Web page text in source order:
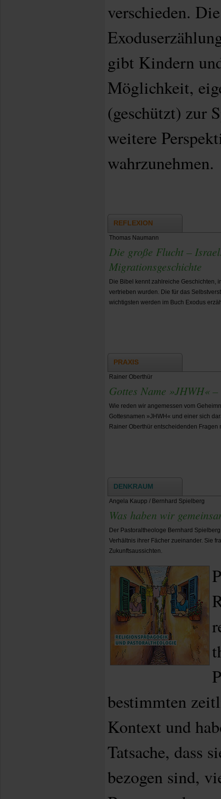
verschieden.
gibt Kindern
Möglichkeit,
(geschützt) zur
weitere
wahrzunehmen.
REFLEXION
Thomas Naumann
Die große Flucht –
Migrationsgeschichte
Die Bibel kennt zahlreiche Geschichten,
vertrieben wurden. Die für das
wichtigsten werden im Buch Exodus
PRAXIS
Rainer Oberthür
Gottes Name »JHWH«
Wie reden wir angemessen vom
Gottesnamen »JHWH« und einer sich
Rainer Oberthür entscheidenden
DENKRAUM
Angela Kaupp / Bernhard Spielberg
Was haben wir
Der Pastoraltheologe Bernhard
Verhältnis ihrer Fächer zueinander. Sie
Zukunftsaussichten.
bestimmten
Kontext und
Tatsache, dass
bezogen sind,